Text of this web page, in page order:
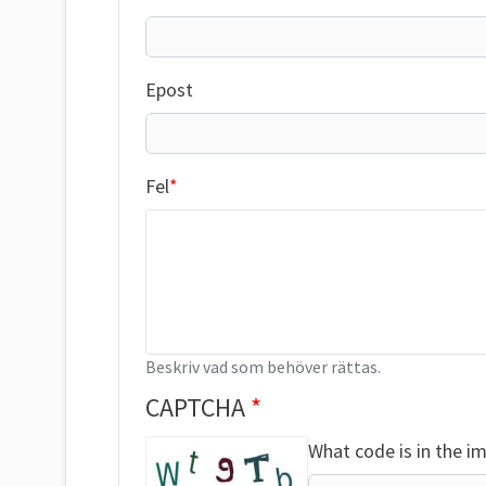
Epost
Fel
Beskriv vad som behöver rättas.
CAPTCHA
What code is in the